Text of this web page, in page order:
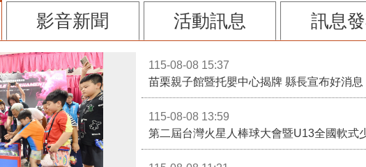
影音新聞 活動訊息 訊息
115-08-08 15:37
苗栗親子館暨托嬰中心揭牌 縣長宣布好消
115-08-08 13:59
第二屆台灣火星人棒球大會暨U13全國軟式